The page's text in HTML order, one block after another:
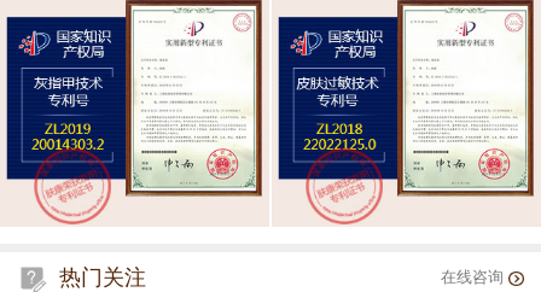
热门关注 在线咨询